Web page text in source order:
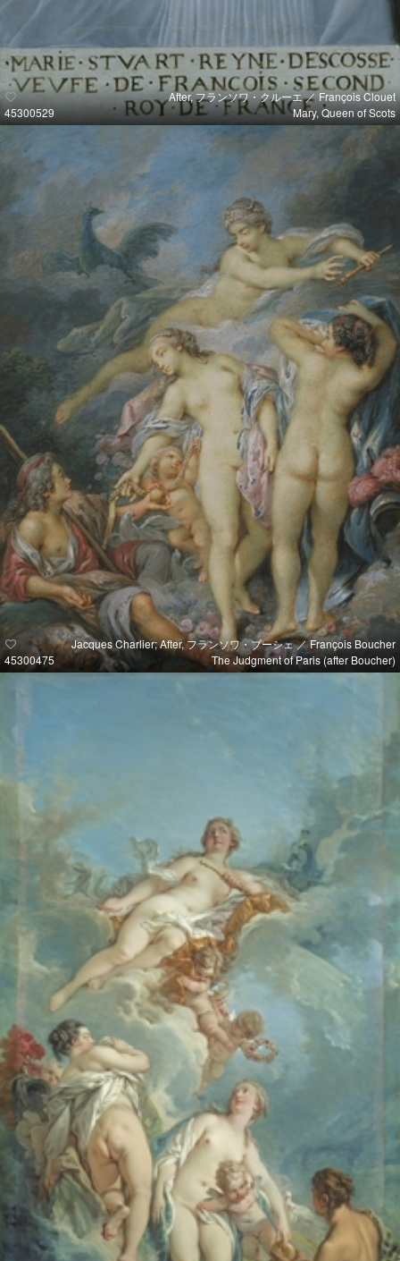
45300529
After, フランソワ・クルーエ ／ François Clouet
Mary, Queen of Scots
45300475
Jacques Charlier; After, フランソワ・ブーシェ ／ François Boucher
The Judgment of Paris (after Boucher)